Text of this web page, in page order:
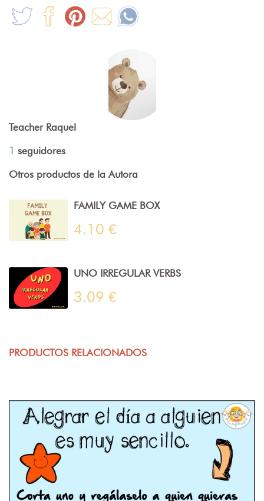
Teacher Raquel
1 seguidores
Otros productos de la Autora
FAMILY GAME BOX
4.10 €
UNO IRREGULAR VERBS
3.09 €
PRODUCTOS RELACIONADOS